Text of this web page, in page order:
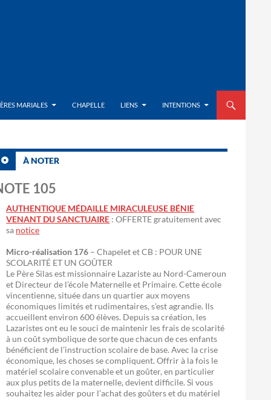
MARIALES
CHAPELLE LIENS INTENTIONS
À NOTER
105
AUTHENTIQUE MÉDAILLE MIRACULEUSE BÉNIE
VENANT DU SANCTUAIRE : OFFERTE gratuitement avec
sa notice
Micro-réalisation 176 – Chapelet et CB : POUR UNE
SCOLARITÉ ET UN GOÛTER
Le Père Silas est missionnaire Lazariste au Nord-Cameroun
et Directeur de l’école Maternelle et Primaire. Cette école
vincentienne, située dans un quartier aux moyens
économiques limités et rudimentaires, s’est agrandie. Ils
accueillent environ 600 élèves. Depuis sa création, les
Lazaristes ont eu le souci de maintenir les frais de scolarité
à un coût symbolique de sorte que chacun de ces enfants
bénéficient de l’instruction scolaire de base. Avec la crise
économique, les choses se compliquent. Offrir à la fois le
matériel scolaire convenable et un goûter, en particulier
aux plus petits de la maternelle, devient difficile. Si vous
souhaitez les aider pour l’achat des goûters et du matériel